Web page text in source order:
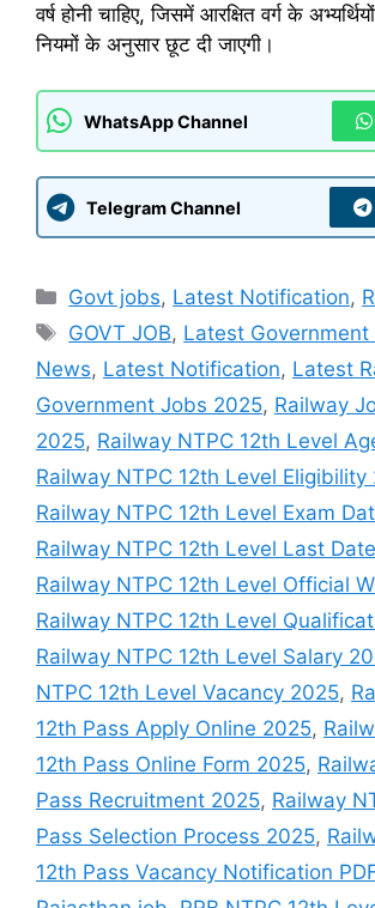
वर्ष होनी चाहिए, जिसमें आरक्षित वर्ग के
नियमों के अनुसार छूट दी जाएगी।
WhatsApp Channel
Telegram Channel
Categories
Govt jobs, Latest Notification,
Tags
GOVT JOB, Latest Government
News, Latest Notification, Latest
Government Jobs 2025, Railway
2025, Railway NTPC 12th Level
Railway NTPC 12th Level Eligibility
Railway NTPC 12th Level Exam
Railway NTPC 12th Level Last
Railway NTPC 12th Level Official
Railway NTPC 12th Level
Railway NTPC 12th Level Salary
NTPC 12th Level Vacancy 2025,
12th Pass Apply Online 2025,
12th Pass Online Form 2025,
Pass Recruitment 2025, Railway
Pass Selection Process 2025,
12th Pass Vacancy Notification